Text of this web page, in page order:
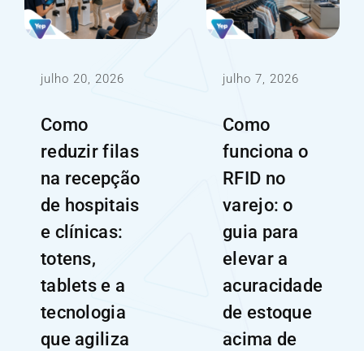
julho 20, 2026
Como
reduzir filas
na recepção
de hospitais
e clínicas:
totens,
tablets e a
tecnologia
que agiliza
julho 7, 2026
Como
funciona o
RFID no
varejo: o
guia para
elevar a
acuracidade
de estoque
acima de